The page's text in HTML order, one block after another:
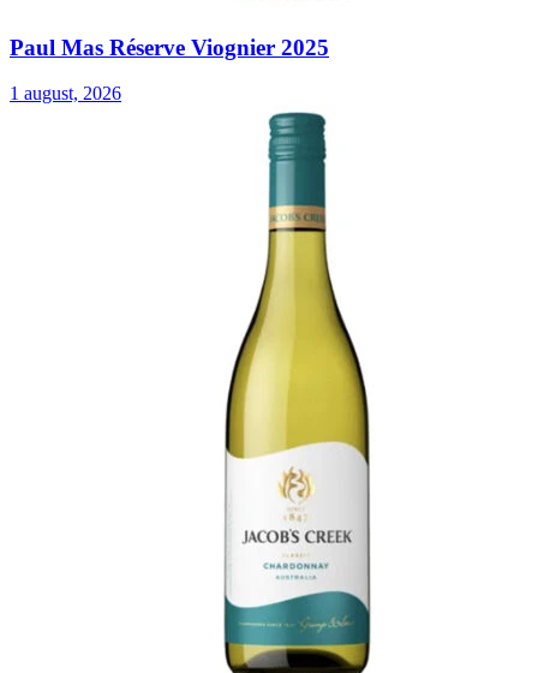
Paul Mas Réserve Viognier 2025
1 august, 2026